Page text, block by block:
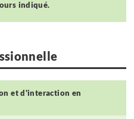
indiqué.
et d'interaction en